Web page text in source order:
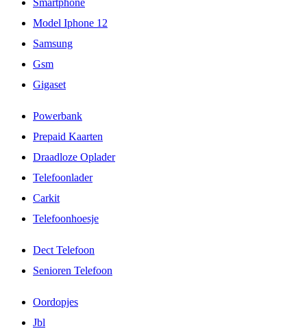
Smartphone
Model Iphone 12
Samsung
Gsm
Gigaset
Powerbank
Prepaid Kaarten
Draadloze Oplader
Telefoonlader
Carkit
Telefoonhoesje
Dect Telefoon
Senioren Telefoon
Oordopjes
Jbl